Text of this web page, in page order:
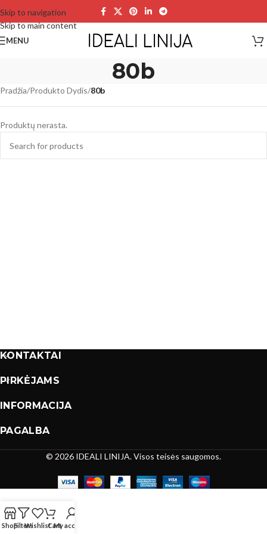
Skip to navigation
Skip to main content
MENU
80b
Pradžia/Produkto Dydis/80b
Produktų nerasta.
KONTAKTAI
PIRKĖJAMS
INFORMACIJA
PAGALBA
© 2026 IDEALI LINIJA. Visos teisės saugomos.
ShopFiltersWishlistCartMy account